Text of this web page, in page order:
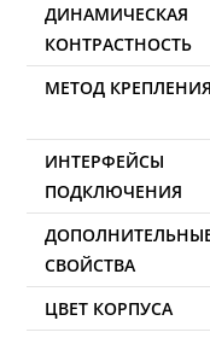
ДИНАМИЧЕСКАЯ
КОНТРАСТНОСТЬ
МЕТОД КРЕПЛЕНИЯ
ИНТЕРФЕЙСЫ
ПОДКЛЮЧЕНИЯ
СВОЙСТВА
ЦВЕТ КОРПУСА